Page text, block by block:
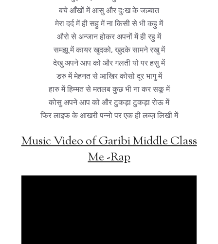
बचे आँखों में आसु और दुःख के जज़्बात
मेरा दर्द में ही सहु में ना किसी से भी कहु में
औरो से अन्जान होकर अपनों में ही रहु में
समझू में कायर खुदको, खुदके सामने रखु में
देखु अपने आप को और गलती यो पर हसु में
डरु में मेहनत से आखिर कोसो दूर भागु में
हारु में हिम्मत से मतलब कुछ भी ना कर सकू में
कोसु अपने आप को और टुकड़ा टुकड़ा रोऊ में
फिर लाइफ के आखरी पन्नो पर एक ही लब्ज़ लिखी में
Music Video of Garibi Middle Class
Me -Rap